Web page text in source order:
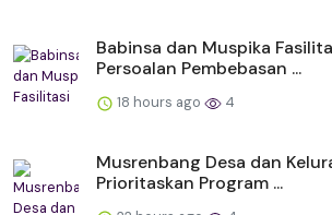
Babinsa dan Muspika
Persoalan Pembebasan ...
18 hours ago 4
Musrenbang Desa dan
Prioritaskan Program ...